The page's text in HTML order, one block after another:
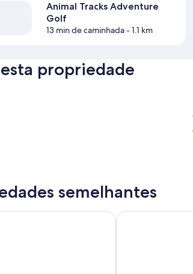
Animal Tracks Adventure
Golf
13 min de caminhada- 1.1 km
propriedade
semelhantes
& Suites Mackinaw Beach